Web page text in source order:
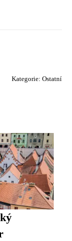
Kategorie: Ostatní